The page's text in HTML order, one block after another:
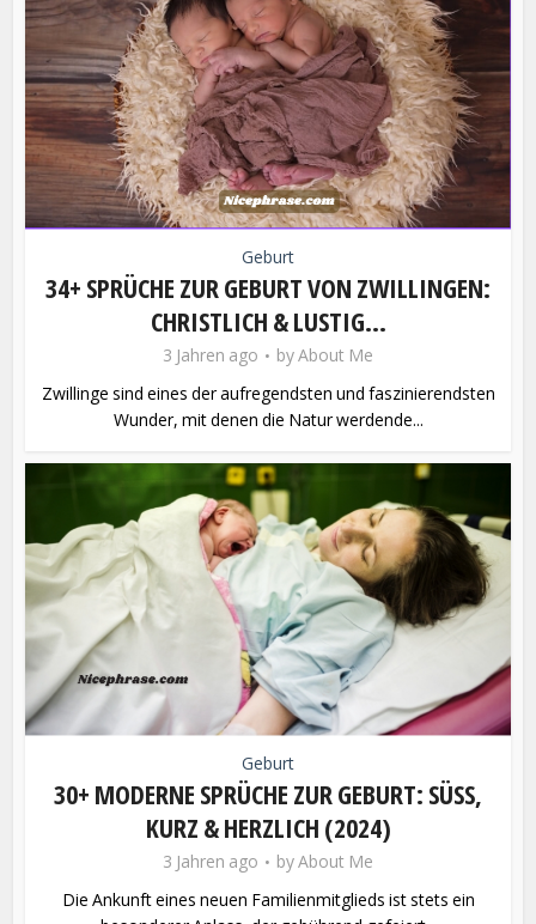
Geburt
34+ SPRÜCHE ZUR GEBURT VON ZWILLINGEN:
CHRISTLICH & LUSTIG...
3 Jahren ago byAbout Me
Zwillinge sind eines der aufregendsten und faszinierendsten
Wunder, mit denen die Natur werdende...
Geburt
30+ MODERNE SPRÜCHE ZUR GEBURT: SÜSS, K
URZ & HERZLICH (2024)
3 Jahren ago byAbout Me
Die Ankunft eines neuen Familienmitglieds ist stets ein